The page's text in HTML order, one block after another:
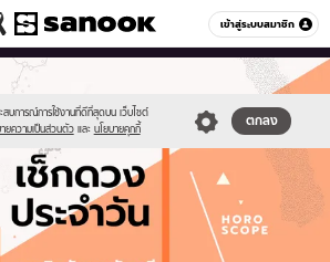
เข้าสู่ระบบสมาชิก
หมวดอื่นๆ
ะสบการณ์การใช้งานที่ดีที่สุดบน เว็บไซต์
ายความเป็นส่วนตัว และ นโยบายคุกกี้
ตกลง
logo-
day/daily-